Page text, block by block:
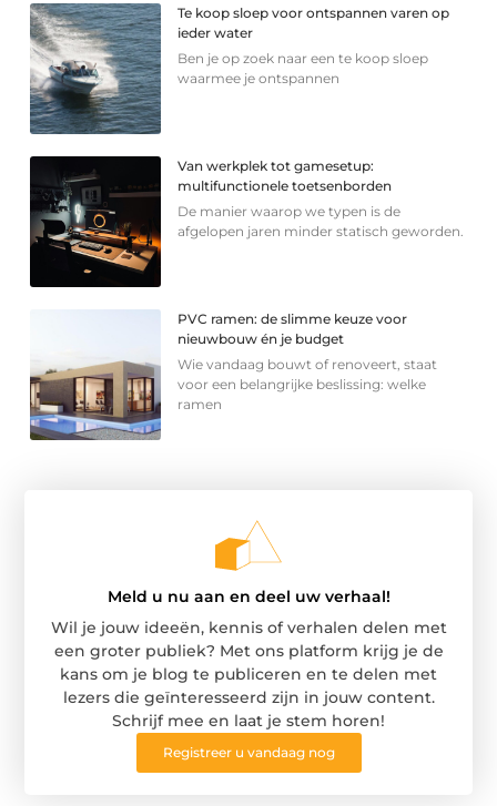
Te koop sloep voor ontspannen varen op
ieder water
Ben je op zoek naar een te koop sloep
waarmee je ontspannen
Van werkplek tot gamesetup:
multifunctionele toetsenborden
De manier waarop we typen is de
afgelopen jaren minder statisch geworden.
PVC ramen: de slimme keuze voor
nieuwbouw én je budget
Wie vandaag bouwt of renoveert, staat
voor een belangrijke beslissing: welke
ramen
Meld u nu aan en deel uw verhaal!
Wil je jouw ideeën, kennis of verhalen delen met
een groter publiek? Met ons platform krijg je de
kans om je blog te publiceren en te delen met
lezers die geïnteresseerd zijn in jouw content.
Schrijf mee en laat je stem horen!
Registreer u vandaag nog